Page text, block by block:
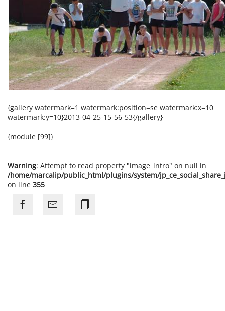
{gallery watermark=1 watermark:position=se watermark:x=10
watermark:y=10}2013-04-25-15-56-53{/gallery}
{module [99]}
Warning: Attempt to read property "image_intro" on null in
/home/marcalip/public_html/plugins/system/
on line 355